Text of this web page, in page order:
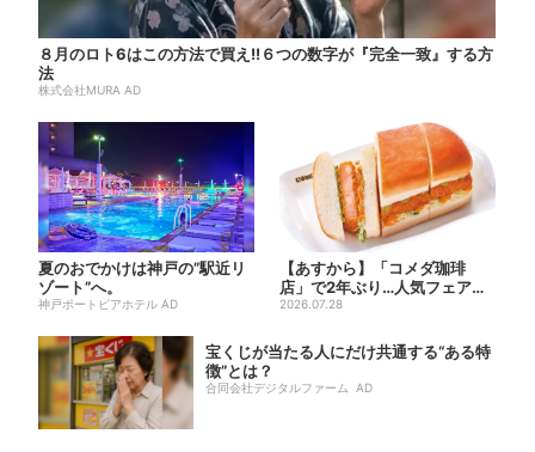
８月のロト6はこの方法で買え!!６つの数字が『完全一致』する方
法
株式会社MURA AD
夏のおでかけは神戸の”駅近リ
ゾート”へ。
神戸ポートピアホテル AD
【あすから】「コメダ珈琲
店」で2年ぶり…人気フェアが
復活！“ハワイ旅行が当たる”...
2026.07.28
宝くじが当たる人にだけ共通する“ある特
徴”とは？
合同会社デジタルファーム AD